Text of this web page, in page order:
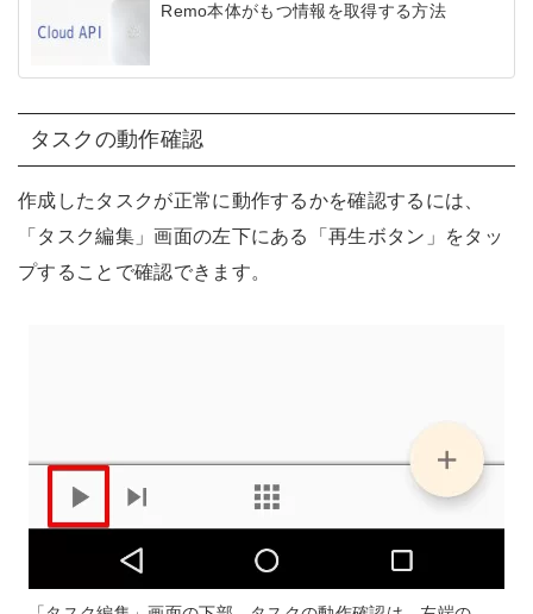
Remo本体がもつ情報を取得する方法
タスクの動作確認
作成したタスクが正常に動作するかを確認するには、
「タスク編集」画面の左下にある「再生ボタン」をタッ
プすることで確認できます。